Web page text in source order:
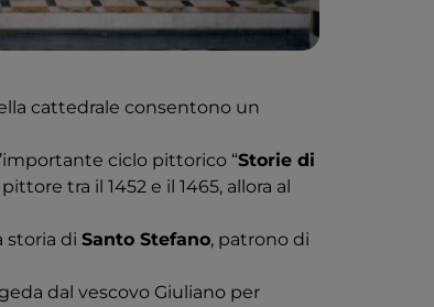
cattedrale consentono un
ciclo pittorico “Storie di
tra il 1452 e il 1465, allora al
storia di Santo Stefano, patrono di
dal vescovo Giuliano per